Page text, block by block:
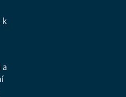
k
a